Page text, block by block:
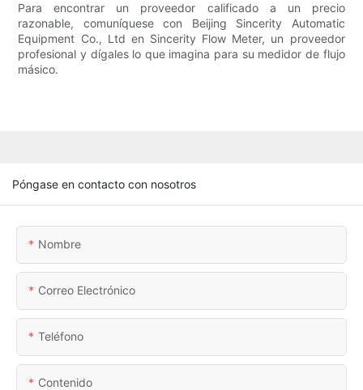
Para encontrar un proveedor calificado a un precio
razonable, comuníquese con Beijing Sincerity Automatic
Equipment Co., Ltd en Sincerity Flow Meter, un proveedor
profesional y dígales lo que imagina para su medidor de flujo
másico.
Póngase en contacto con nosotros
Nombre
Correo Electrónico
Teléfono
Contenido